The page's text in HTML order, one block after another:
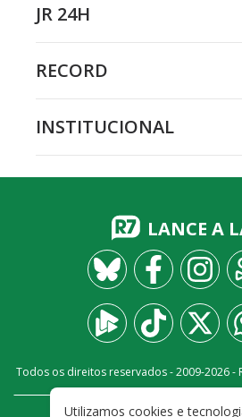
JR 24H
RECORD
INSTITUCIONAL
LANCE A
Todos os direitos reservados - 2009-2026-
Utilizamos cookies e